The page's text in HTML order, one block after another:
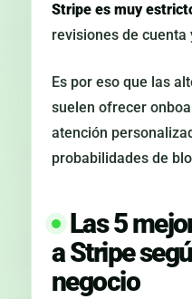
Stripe es muy
revisiones de
Es por eso que las
suelen ofrecer
atención
probabilidades de
Las 5
a Stripe
negocio